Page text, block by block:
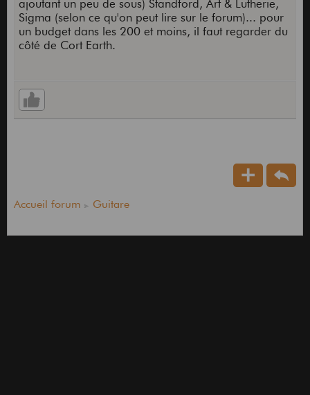
ajoutant un peu de sous) Standford, Art & Lutherie,
Sigma (selon ce qu'on peut lire sur le forum)... pour
un budget dans les 200 et moins, il faut regarder du
côté de Cort Earth.
Accueil forum Guitare